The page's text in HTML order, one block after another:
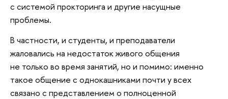
с системой прокторинга и другие насущные
проблемы.
В частности, и студенты, и преподаватели
жаловались на недостаток живого общения
не только во время занятий, но и помимо: именно
такое общение с однокашниками почти у всех
связано с представлением о полноценной